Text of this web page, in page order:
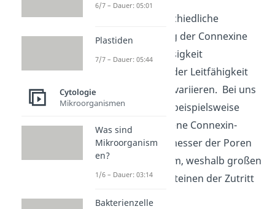
Durch eine unterschiedliche
Zusammensetzung der Connexine
kann die Durchlässigkeit
(=Permeabilität) oder Leitfähigkeit
der Kanäle jeweils variieren. Bei uns
Menschen gibt es beispielsweise
über 20 verschiedene Connexin-
Gene. Der Durchmesser der Poren
beträgt circa 1,5 nm, weshalb großen
Molekülen wie Proteinen der Zutritt
verwehrt bleibt.
6/7 – Dauer: 05:01
Plastiden
7/7 – Dauer: 05:44
Cytologie
Mikroorganismen
Was sind
Mikroorganism
en?
1/6 – Dauer: 03:14
Bakterienzelle